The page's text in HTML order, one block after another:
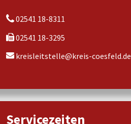
02541 18-8311
02541 18-3295
kreisleitstelle@kreis-coesfeld.de
Servicezeiten